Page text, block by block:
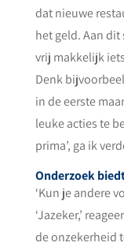
dat nieuwe
het geld. Aan
vrij makkelijk
Denk
in de eerste
leuke acties te
prima’, ga ik
Onderzoek
‘Kun je andere
‘Jazeker,’
de onzekerheid